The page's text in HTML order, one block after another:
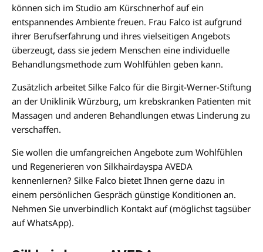
können sich im Studio am Kürschnerhof auf ein
entspannendes Ambiente freuen. Frau Falco ist aufgrund
ihrer Berufserfahrung und ihres vielseitigen Angebots
überzeugt, dass sie jedem Menschen eine individuelle
Behandlungsmethode zum Wohlfühlen geben kann.
Zusätzlich arbeitet Silke Falco für die Birgit-Werner-Stiftung
an der Uniklinik Würzburg, um krebskranken Patienten mit
Massagen und anderen Behandlungen etwas Linderung zu
verschaffen.
Sie wollen die umfangreichen Angebote zum Wohlfühlen
und Regenerieren von Silkhairdayspa AVEDA
kennenlernen? Silke Falco bietet Ihnen gerne dazu in
einem persönlichen Gespräch günstige Konditionen an.
Nehmen Sie unverbindlich Kontakt auf (möglichst tagsüber
auf WhatsApp).